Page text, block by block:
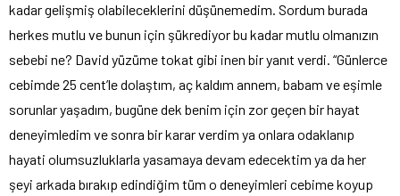
kadar gelişmiş olabileceklerini düşünemedim. Sordum burada
herkes mutlu ve bunun için şükrediyor bu kadar mutlu olmanızın
sebebi ne? David yüzüme tokat gibi inen bir yanıt verdi. “Günlerce
cebimde 25 cent’le dolaştım, aç kaldım annem, babam ve eşimle
sorunlar yaşadım, bugüne dek benim için zor geçen bir hayat
deneyimledim ve sonra bir karar verdim ya onlara odaklanıp
hayati olumsuzluklarla yasamaya devam edecektim ya da her
şeyi arkada bırakıp edindiğim tüm o deneyimleri cebime koyup